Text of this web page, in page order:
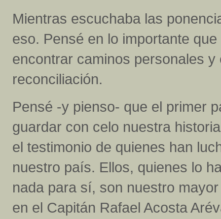
Mientras escuchaba las
eso. Pensé en lo importante
encontrar caminos personales
reconciliación.
Pensé -y pienso- que el primer
guardar con celo nuestra
el testimonio de quienes han
nuestro país. Ellos, quienes lo
nada para sí, son nuestro
en el Capitán Rafael Acosta